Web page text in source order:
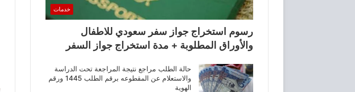
خدمات
رسوم استخراج جواز سفر سعودي للاطفال
والأوراق المطلوبة + مدة استخراج جواز السفر
حالة الطلب مراجع نتيجة المراجعة تحت الدراسة
والاستعلام عن المقطوعه برقم الطلب 1445 ورقم
الهوية